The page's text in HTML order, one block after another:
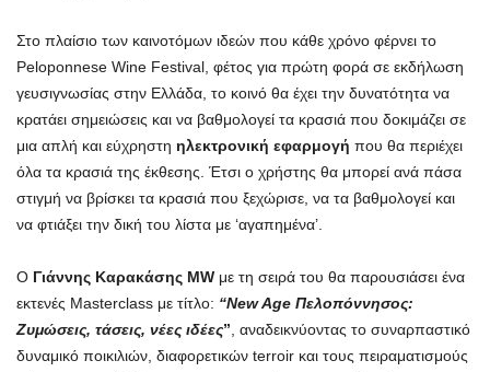
Στο πλαίσιο των καινοτόμων ιδεών που κάθε χρόνο φέρνει το
Peloponnese Wine Festival, φέτος για πρώτη φορά σε εκδήλωση
γευσιγνωσίας στην Ελλάδα, το κοινό θα έχει την δυνατότητα να
κρατάει σημειώσεις και να βαθμολογεί τα κρασιά που δοκιμάζει σε
μια απλή και εύχρηστη ηλεκτρονική εφαρμογή που θα περιέχει
όλα τα κρασιά της έκθεσης. Έτσι ο χρήστης θα μπορεί ανά πάσα
στιγμή να βρίσκει τα κρασιά που ξεχώρισε, να τα βαθμολογεί και
να φτιάξει την δική του λίστα με ‘αγαπημένα’.
Ο Γιάννης Καρακάσης MW με τη σειρά του θα παρουσιάσει ένα
εκτενές Masterclass με τίτλο: “New Age Πελοπόννησος:
Ζυμώσεις, τάσεις, νέες ιδέες” , αναδεικνύοντας το συναρπαστικό
δυναμικό ποικιλιών, διαφορετικών terroir και τους πειραματισμούς